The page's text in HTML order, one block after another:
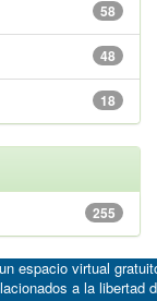
58
48
18
255
espacio virtual
a la libertad